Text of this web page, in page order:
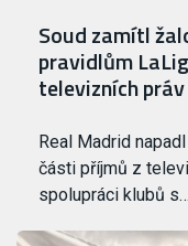
Soud zamítl
pravidlům
televizních práv
Real Madrid
části příjmů z
spolupráci klubů s…